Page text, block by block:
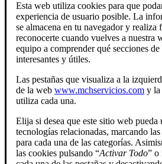
Esta web utiliza cookies para que
experiencia de usuario posible. La
se almacena en tu navegador y realiza
reconocerte cuando vuelves a nuestra
equipo a comprender qué secciones
interesantes y útiles.
Las pestañas que visualiza a la
de la web www.mchservicios.com y la
utiliza cada una.
Elija si desea que este sitio web
tecnologías relacionadas, marcando
para cada una de las categorías.
las cookies pulsando “Activar Todo” o